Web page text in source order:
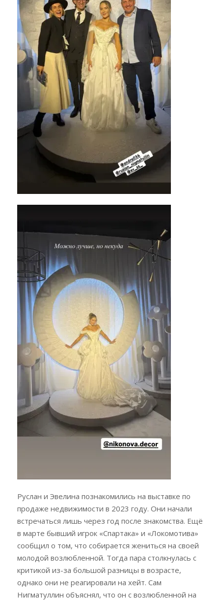
Руслан и Эвелина познакомились на выставке по
продаже недвижимости в 2023 году. Они начали
встречаться лишь через год после знакомства. Ещё
в марте бывший игрок «Спартака» и «Локомотива»
сообщил о том, что собирается жениться на своей
молодой возлюбленной. Тогда пара столкнулась с
критикой из-за большой разницы в возрасте,
однако они не реагировали на хейт. Сам
Нигматуллин объяснял, что он с возлюбленной на